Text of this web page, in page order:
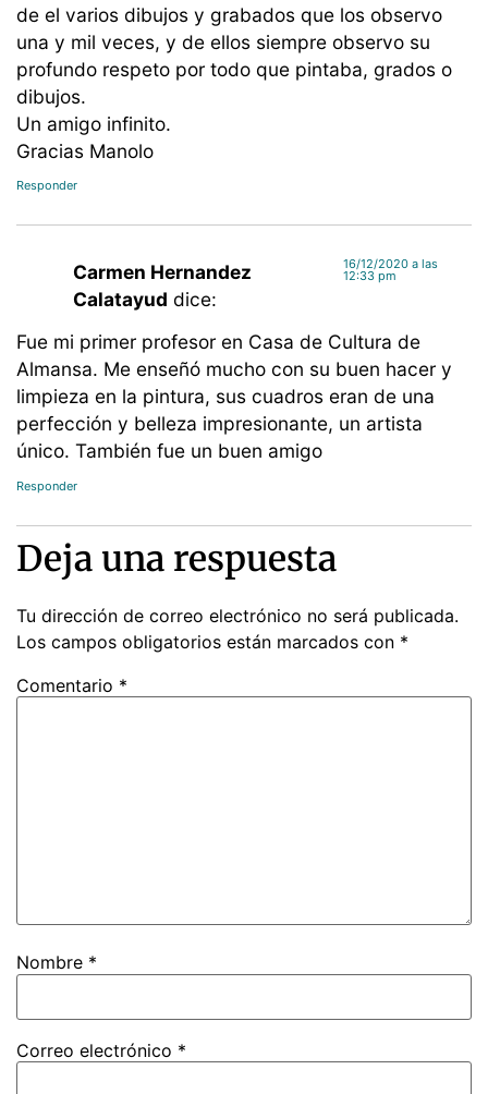
de el varios dibujos y grabados que los observo
una y mil veces, y de ellos siempre observo su
profundo respeto por todo que pintaba, grados o
dibujos.
Un amigo infinito.
Gracias Manolo
Responder
Carmen Hernandez
Calatayud dice:
16/12/2020 a las
12:33 pm
Fue mi primer profesor en Casa de Cultura de
Almansa. Me enseñó mucho con su buen hacer y
limpieza en la pintura, sus cuadros eran de una
perfección y belleza impresionante, un artista
único. También fue un buen amigo
Responder
Deja una respuesta
Tu dirección de correo electrónico no será publicada.
Los campos obligatorios están marcados con *
Comentario *
Nombre *
Correo electrónico *